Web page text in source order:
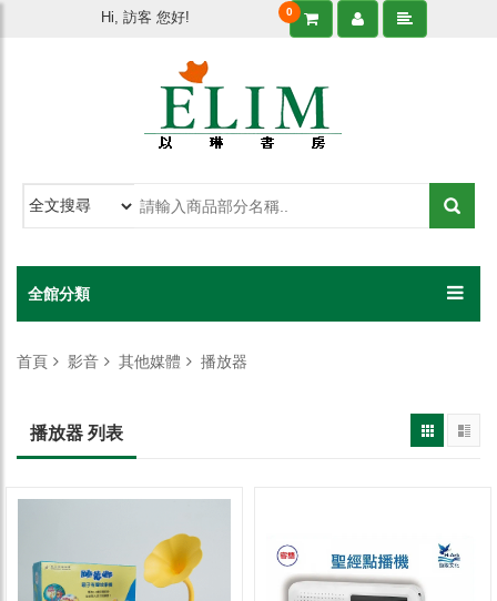
Hi, 訪客 您好! 0
全館分類
首頁 影音 其他媒體 播放器
播放器 列表